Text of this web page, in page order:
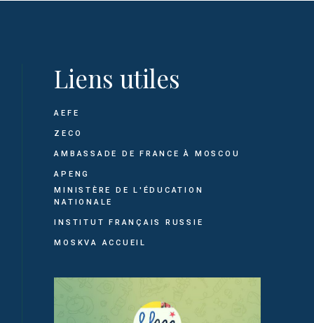
Liens utiles
AEFE
ZECO
AMBASSADE DE FRANCE À MOSCOU
APENG
MINISTÈRE DE L'ÉDUCATION
NATIONALE
INSTITUT FRANÇAIS RUSSIE
MOSKVA ACCUEIL